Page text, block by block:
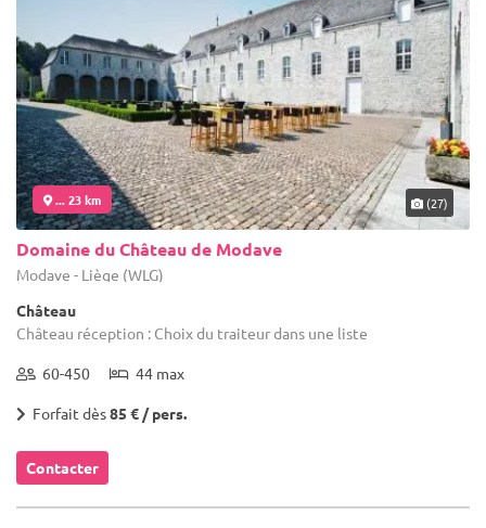
... 23 km (27)
Domaine du Château de Modave
Modave - Liège (WLG)
Château
Château réception : Choix du traiteur dans une liste
60-450 44 max
Forfait dès85 € / pers.
Contacter